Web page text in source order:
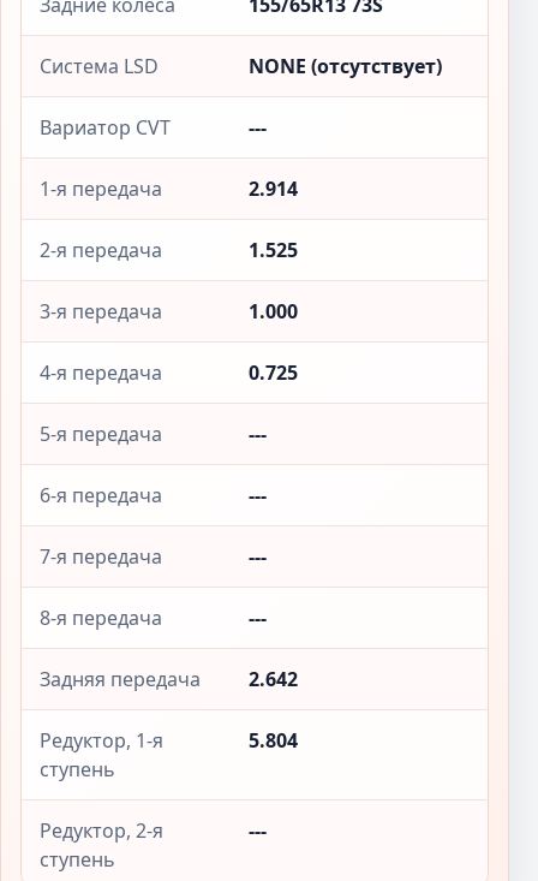
Система LSD NONE (отсутствует)
Вариатор CVT ---
1-я передача 2.914
2-я передача 1.525
3-я передача 1.000
4-я передача 0.725
5-я передача ---
6-я передача ---
7-я передача ---
8-я передача ---
Задняя передача 2.642
Редуктор, 1-я
ступень
5.804
Редуктор, 2-я
ступень
---